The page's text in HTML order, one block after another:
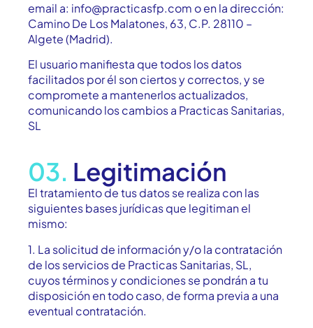
email a: info@practicasfp.com o en la dirección:
Camino De Los Malatones, 63, C.P. 28110 –
Algete (Madrid).
El usuario manifiesta que todos los datos
facilitados por él son ciertos y correctos, y se
compromete a mantenerlos actualizados,
comunicando los cambios a Practicas Sanitarias,
SL
03. Legitimación
El tratamiento de tus datos se realiza con las
siguientes bases jurídicas que legitiman el
mismo:
1. La solicitud de información y/o la contratación
de los servicios de Practicas Sanitarias, SL,
cuyos términos y condiciones se pondrán a tu
disposición en todo caso, de forma previa a una
eventual contratación.